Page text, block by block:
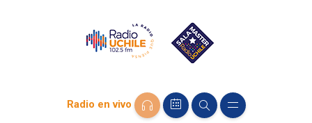
Radio en vivo